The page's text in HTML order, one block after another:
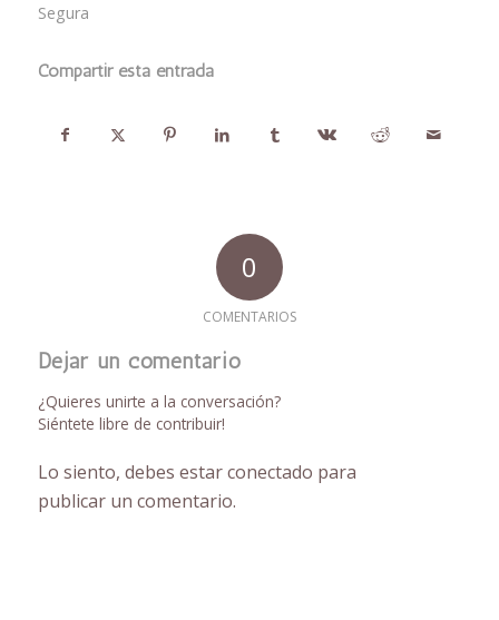
Segura
Compartir esta entrada
0
COMENTARIOS
Dejar un comentario
¿Quieres unirte a la conversación?
Siéntete libre de contribuir!
Lo siento, debes estarconectado para
publicar un comentario.